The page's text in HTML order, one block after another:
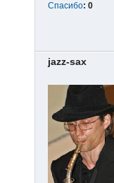
Спасибо: 0
jazz-sax